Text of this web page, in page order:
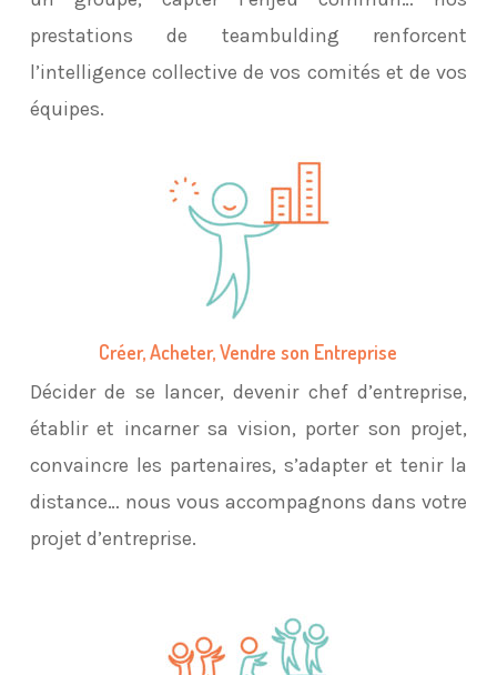
prestations de teambulding renforcent
l’intelligence collective de vos comités et de vos
équipes.
Créer, Acheter, Vendre son Entreprise
Décider de se lancer, devenir chef d’entreprise,
établir et incarner sa vision, porter son projet,
convaincre les partenaires, s’adapter et tenir la
distance… nous vous accompagnons dans votre
projet d’entreprise.